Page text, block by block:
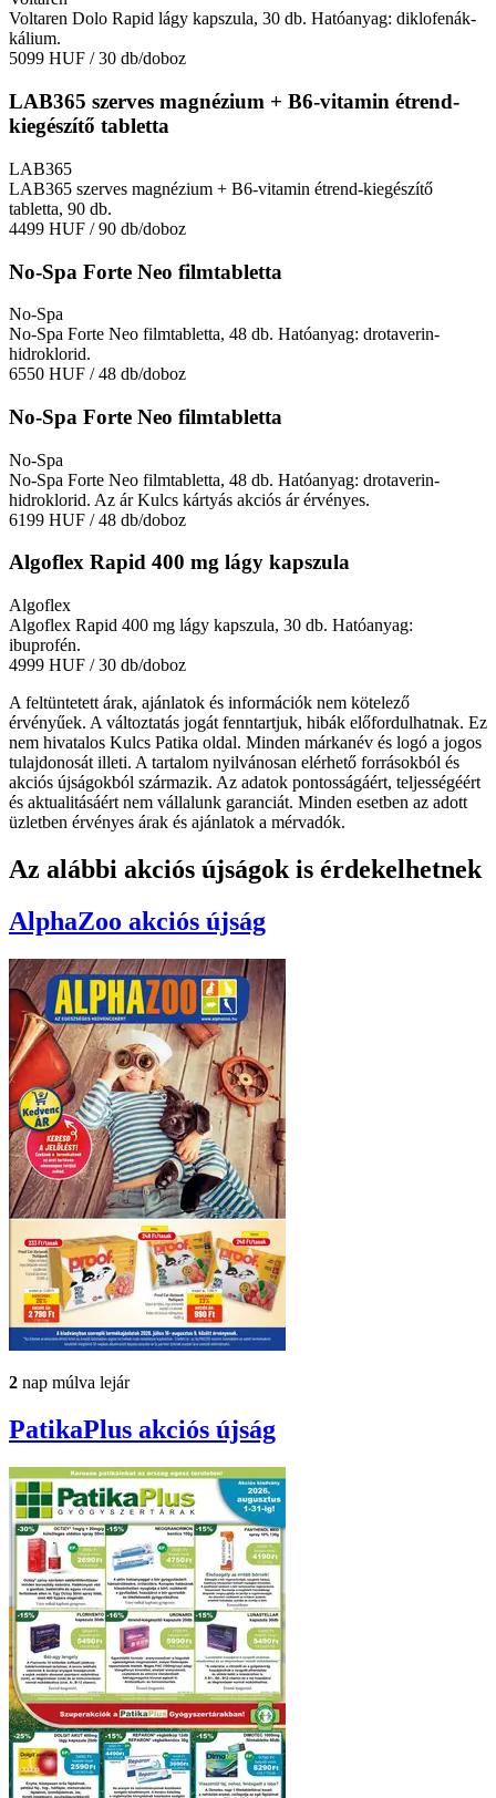
Voltaren Dolo Rapid lágy kapszula, 30 db. Hatóanyag: diklofenák-
kálium.
5099 HUF / 30 db/doboz
LAB365 szerves magnézium + B6-vitamin étrend-
kiegészítő tabletta
LAB365
LAB365 szerves magnézium + B6-vitamin étrend-kiegészítő
tabletta, 90 db.
4499 HUF / 90 db/doboz
No-Spa Forte Neo filmtabletta
No-Spa
No-Spa Forte Neo filmtabletta, 48 db. Hatóanyag: drotaverin-
hidroklorid.
6550 HUF / 48 db/doboz
No-Spa Forte Neo filmtabletta
No-Spa
No-Spa Forte Neo filmtabletta, 48 db. Hatóanyag: drotaverin-
hidroklorid. Az ár Kulcs kártyás akciós ár érvényes.
6199 HUF / 48 db/doboz
Algoflex Rapid 400 mg lágy kapszula
Algoflex
Algoflex Rapid 400 mg lágy kapszula, 30 db. Hatóanyag:
ibuprofén.
4999 HUF / 30 db/doboz
A feltüntetett árak, ajánlatok és információk nem kötelező
érvényűek. A változtatás jogát fenntartjuk, hibák előfordulhatnak. Ez
nem hivatalos Kulcs Patika oldal. Minden márkanév és logó a jogos
tulajdonosát illeti. A tartalom nyilvánosan elérhető forrásokból és
akciós újságokból származik. Az adatok pontosságáért, teljességéért
és aktualitásáért nem vállalunk garanciát. Minden esetben az adott
üzletben érvényes árak és ajánlatok a mérvadók.
Az alábbi akciós újságok is érdekelhetnek
AlphaZoo akciós újság
2 nap múlva lejár
PatikaPlus akciós újság